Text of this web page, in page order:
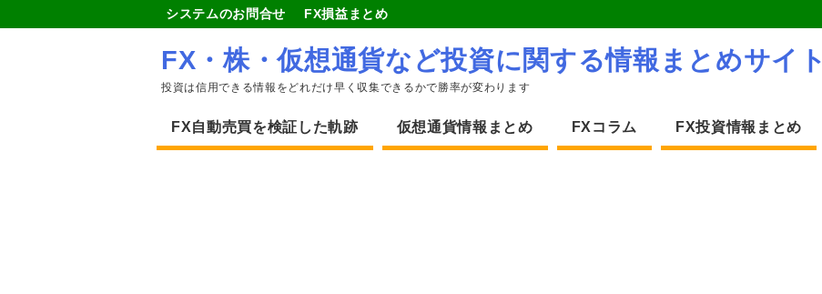
システムのお問合せ FX損益まとめ
FX・株・仮想通貨など投資に関する情報まとめサイト
投資は信用できる情報をどれだけ早く収集できるかで勝率が変わります
FX自動売買を検証した軌跡 仮想通貨情報まとめ FXコラム FX投資情報まとめ